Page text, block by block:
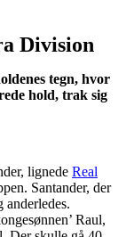
Division
tegn, hvor
hold, trak sig
lignede Real
Santander, der
Raul,